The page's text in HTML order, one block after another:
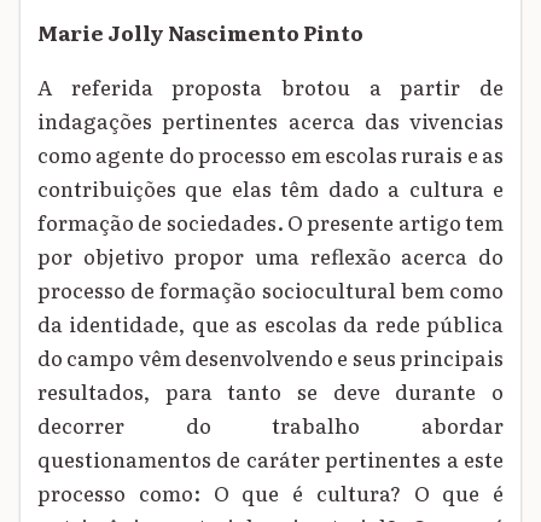
Marie Jolly Nascimento Pinto
A referida proposta brotou a partir de
indagações pertinentes acerca das vivencias
como agente do processo em escolas rurais e as
contribuições que elas têm dado a cultura e
formação de sociedades. O presente artigo tem
por objetivo propor uma reflexão acerca do
processo de formação sociocultural bem como
da identidade, que as escolas da rede pública
do campo vêm desenvolvendo e seus principais
resultados, para tanto se deve durante o
decorrer do trabalho abordar
questionamentos de caráter pertinentes a este
processo como: O que é cultura? O que é